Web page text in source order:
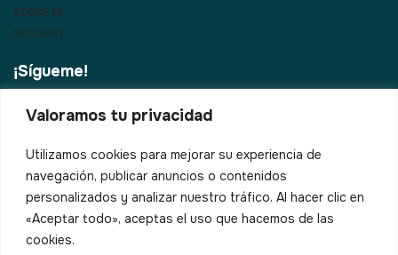
Valoramos tu privacidad
Utilizamos cookies para mejorar su experiencia de
navegación, publicar anuncios o contenidos
personalizados y analizar nuestro tráfico. Al hacer clic en
«Aceptar todo», aceptas el uso que hacemos de las
cookies.
SOBRE MI
MEDIA KIT
¡Sígueme!
¿Vienes al País Vasco?
Correo electrónico*